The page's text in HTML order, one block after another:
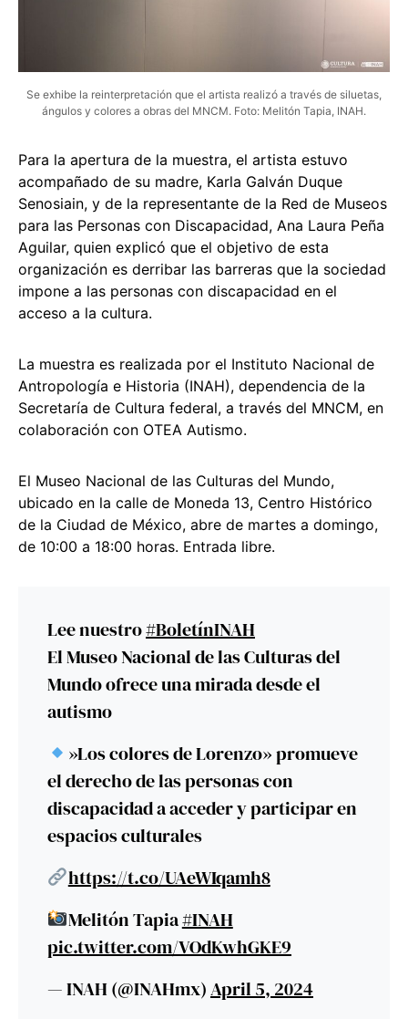
Se exhibe la reinterpretación que el artista realizó a través de siluetas,
ángulos y colores a obras del MNCM. Foto: Melitón Tapia, INAH.
Para la apertura de la muestra, el artista estuvo
acompañado de su madre, Karla Galván Duque
Senosiain, y de la representante de la Red de Museos
para las Personas con Discapacidad, Ana Laura Peña
Aguilar, quien explicó que el objetivo de esta
organización es derribar las barreras que la sociedad
impone a las personas con discapacidad en el
acceso a la cultura.
La muestra es realizada por el Instituto Nacional de
Antropología e Historia (INAH), dependencia de la
Secretaría de Cultura federal, a través del MNCM, en
colaboración con OTEA Autismo.
El Museo Nacional de las Culturas del Mundo,
ubicado en la calle de Moneda 13, Centro Histórico
de la Ciudad de México, abre de martes a domingo,
de 10:00 a 18:00 horas. Entrada libre.
Lee nuestro#BoletínINAH
El Museo Nacional de las Culturas del
Mundo ofrece una mirada desde el
autismo
»Los colores de Lorenzo» promueve
el derecho de las personas con
discapacidad a acceder y participar en
espacios culturales
https://t.co/UAeWIqamh8
Melitón Tapia#INAH
pic.twitter.com/VOdKwhGKE9
— INAH (@INAHmx)April 5, 2024